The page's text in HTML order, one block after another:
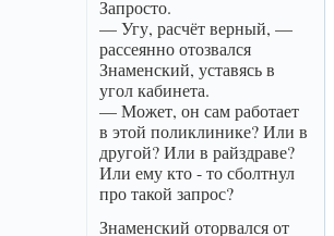
Запросто.
— Угу, расчёт верный, —
рассеянно отозвался
Знаменский, уставясь в
угол кабинета.
— Может, он сам работает
в этой поликлинике? Или в
другой? Или в райздраве?
Или ему кто - то сболтнул
про такой запрос?
Знаменский оторвался от